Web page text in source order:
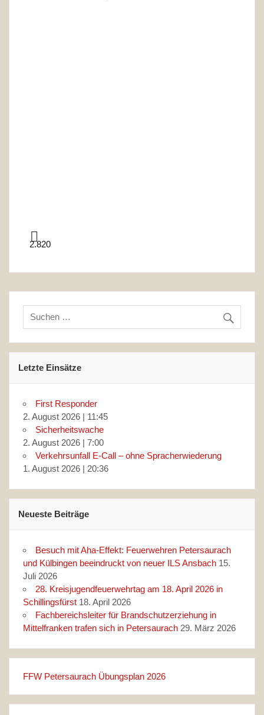
2.820
Letzte Einsätze
First Responder
2. August 2026| 11:45
Sicherheitswache
2. August 2026| 7:00
Verkehrsunfall E-Call – ohne Spracherwiederung
1. August 2026| 20:36
Neueste Beiträge
Besuch mit Aha‑Effekt: Feuerwehren Petersaurach
und Külbingen beeindruckt von neuer ILS Ansbach 15.
Juli 2026
28. Kreisjugendfeuerwehrtag am 18. April 2026 in
Schillingsfürst 18. April 2026
Fachbereichsleiter für Brandschutzerziehung in
Mittelfranken trafen sich in Petersaurach 29. März 2026
FFW Petersaurach Übungsplan 2026